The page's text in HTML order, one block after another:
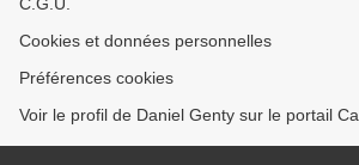
Cookies et données personnelles
Préférences cookies
Voir le profil de Daniel Genty sur le portail